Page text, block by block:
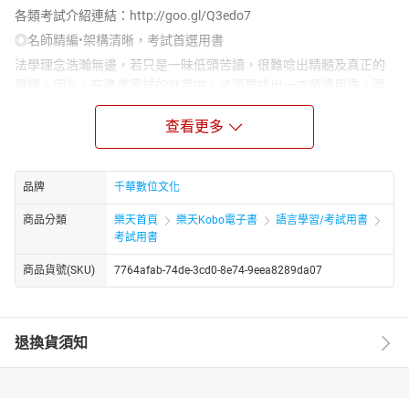
各類考試介紹連結：http://goo.gl/Q3edo7
◎名師精編•架構清晰，考試首選用書
法學理念浩瀚無邊，若只是一昧低頭苦讀，很難唸出精髓及真正的
本書便是由名師依據豐富的學養以及自身通過法律研究所及國家公
職人員三等的考試經驗所編寫，將複雜的民法內容以樹狀圖呈現，
讓你在研讀各章前可以快速地掌握整個法條體系，接著在課文內容
感。另外，建議在準備過程中，除了手邊有本書作為中心引導外，
也可多多注意重要的期刊文章或是時事新聞，可以將額外獲取的知
識，摘錄於本書相關章節上，等到最後一兩個月總複習階段，只要
再將本書再作最後複習即可。
◎重要實務見解，剖析條文意旨
就考試而言，各科重要的法條其實在專攻其中幾條而已，本書會將
公職考試中重要條文註記附於書末，如果在前面內文部分研讀到疲
倦時，也可以翻翻後面的重要條文看一下，在休息時也能加深記
查看更多
品牌 千華數位文化
商品分類 樂天首頁 樂天Kobo電子書
語言學習/考試用書
考試用書
商品貨號(SKU) 7764afab-74de-3cd0-8e74-9eea8289da07
退換貨須知